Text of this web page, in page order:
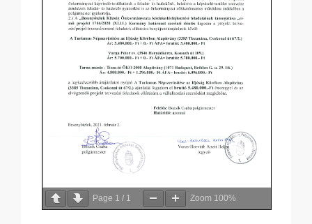
Page 1 / 1 Zoom 100%